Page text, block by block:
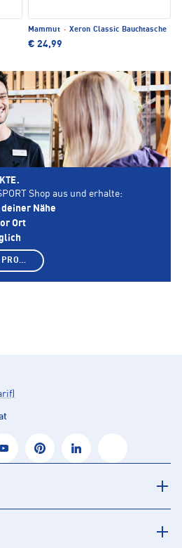
Mammut · Xeron Classic Bauchtasche
€ 24,99
Shop aus und erhalte:
Nähe
Ort
SHOP AUSWÄHLEN UND PRODUKTE ANZEIGEN